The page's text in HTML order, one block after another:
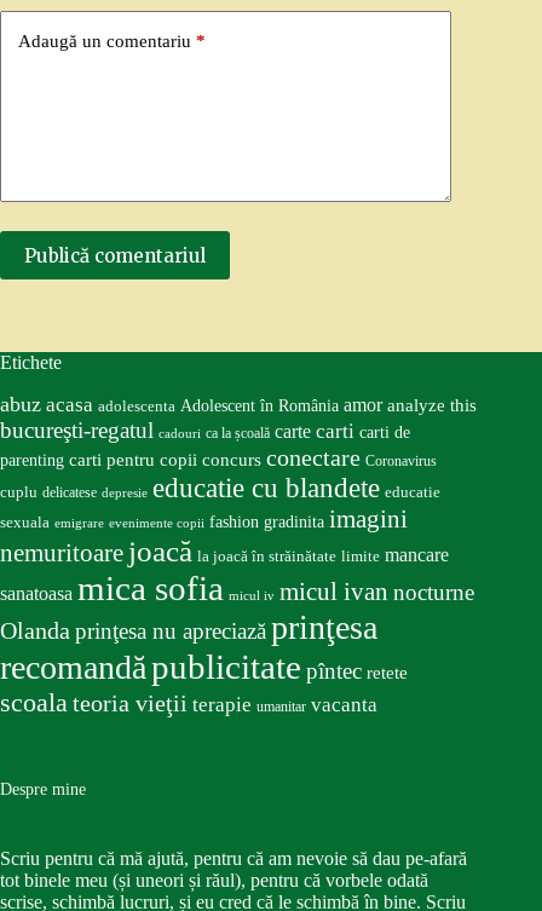
Adaugă un comentariu *
Publică comentariul
Etichete
abuz acasa adolescenta Adolescent în România amor analyze this
bucureşti-regatul cadouri ca la școală carte carti carti de
parenting carti pentru copii concurs conectare Coronavirus
cuplu delicatese depresie educatie cu blandete educatie
sexuala emigrare evenimente copii fashion gradinita imagini
nemuritoare joacă la joacă în străinătate limite mancare
sanatoasa mica sofia micul iv micul ivan nocturne
Olandaprinţesa nu apreciazăprinţesa
recomandăpublicitate pîntec retete
scoalateoria vieţii terapie umanitar vacanta
Despre mine
Scriu pentru că mă ajută, pentru că am nevoie să dau pe-afară
tot binele meu (și uneori și răul), pentru că vorbele odată
scrise, schimbă lucruri, și eu cred că le schimbă în bine. Scriu